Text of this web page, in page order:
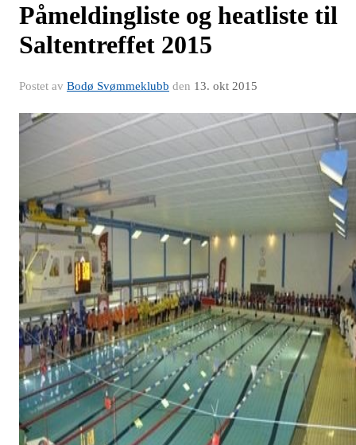
Påmeldingliste og heatliste til
Saltentreffet 2015
Postet av Bodø Svømmeklubb den 13. okt 2015